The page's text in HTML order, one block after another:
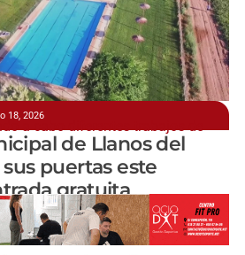
18, 2026
a cabo diferentes trabajos de
de Llanos del
puertas este
gratuita